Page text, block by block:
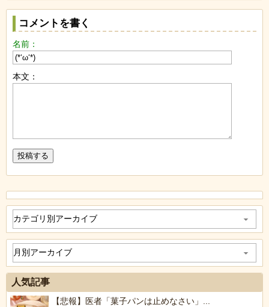
コメントを書く
名前：
本文：
人気記事
【悲報】医者「菓子パンは止めなさい」...